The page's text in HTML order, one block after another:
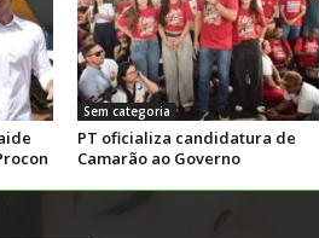
Sem categoria
PT oficializa candidatura de
Camarão ao Governo